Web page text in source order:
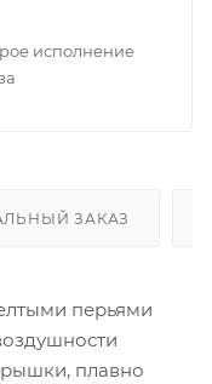
исполнение
ЗАКАЗ
перьями
плавно